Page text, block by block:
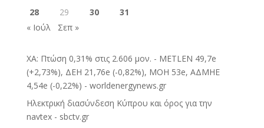
28
29 30
31
« Ιούλ
Σεπ »
ΧΑ: Πτώση 0,31% στις 2.606 μον. - METLEN 49,7e
(+2,73%), ΔΕΗ 21,76e (-0,82%), ΜΟΗ 53e, ΑΔΜΗΕ
4,54e (-0,22%) - worldenergynews.gr
Ηλεκτρική διασύνδεση Κύπρου και όρος για την
navtex - sbctv.gr